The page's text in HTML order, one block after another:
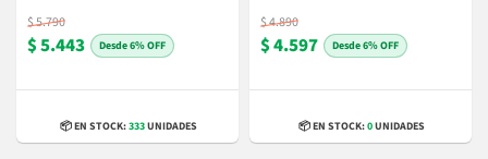
$ 5.790
$ 5.443 6% OFF
📦 EN STOCK:333UNIDADES
$ 4.890
$ 4.597 6% OFF
📦 EN STOCK:0UNIDADES